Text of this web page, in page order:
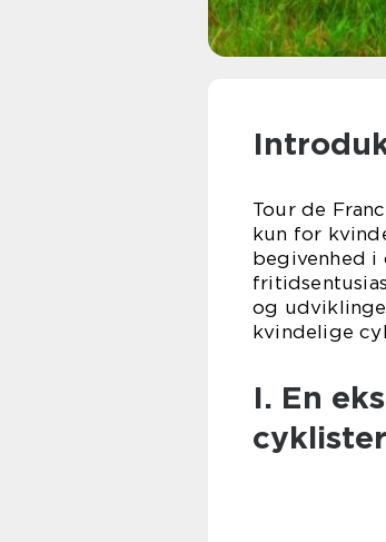
Tour de
kun for
begivenhed
og
kvindelige
I. En
cyklister